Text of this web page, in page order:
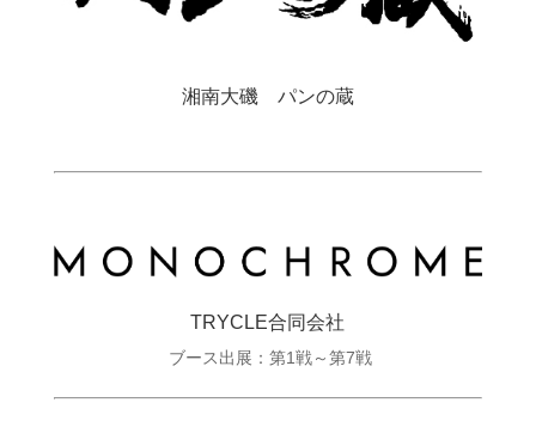
湘南大磯 パンの蔵
TRYCLE合同会社
ブース出展：第1戦～第7戦